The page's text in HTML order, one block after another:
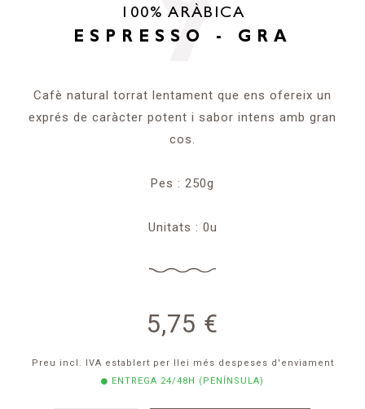
100% ARÀBICA
ESPRESSO - GRA
Cafè natural torrat lentament que ens ofereix un
exprés de caràcter potent i sabor intens amb gran
cos.
Pes : 250g
Unitats : 0u
5,75 €
Preu incl. IVA establert per llei més despeses d'enviament
ENTREGA 24/48H (PENÍNSULA)